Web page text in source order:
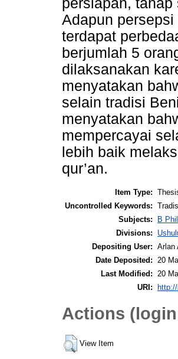
persiapan,
Adapun
terdapat
berjumlah 5
dilaksanakan
menyatakan
selain tradisi
menyatakan
mempercayai
lebih baik
qur’an.
Item Type:
Uncontrolled Keywords:
Subjects:
B
Divisions:
Depositing User: Arlan
Date Deposited:
20
Last Modified:
20
URI:
Actions
View Item